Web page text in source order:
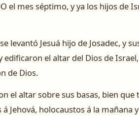
el mes séptimo, y ya los hijos de
levantó Jesuá hijo de Josadec, y
edificaron el altar del Dios de
de Dios.
el altar sobre sus basas, bien
Jehová, holocaustos á la mañana